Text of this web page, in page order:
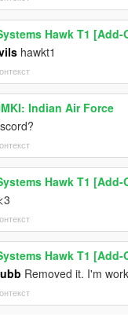
Hawk T1
hawkt1
Indian Air Force
Hawk T1
Hawk T1
Removed it. I'm